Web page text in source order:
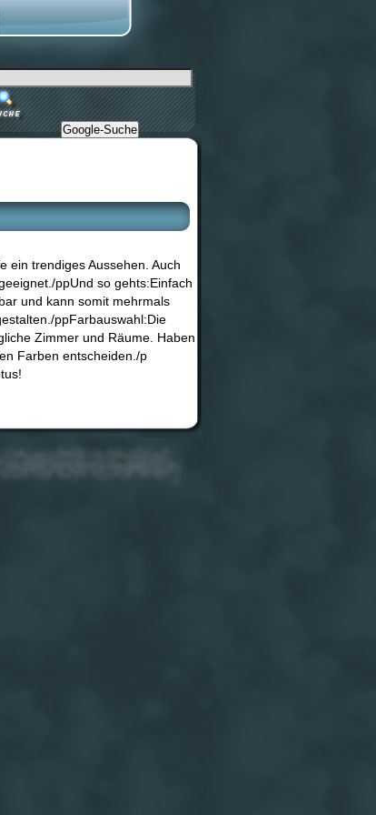
ein trendiges Aussehen. Auch
ppUnd so gehts:Einfach
und kann somit mehrmals
ppFarbauswahl:Die
Zimmer und Räume. Haben
Farben entscheiden./p
Google-Suche